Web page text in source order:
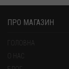
ПРО МАГАЗИН
ГОЛОВНА
О НАС